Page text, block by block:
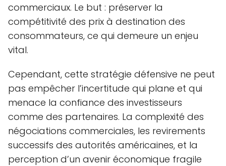
commerciaux. Le but : préserver la
compétitivité des prix à destination des
consommateurs, ce qui demeure un enjeu
vital.
Cependant, cette stratégie défensive ne peut
pas empêcher l’incertitude qui plane et qui
menace la confiance des investisseurs
comme des partenaires. La complexité des
négociations commerciales, les revirements
successifs des autorités américaines, et la
perception d’un avenir économique fragile